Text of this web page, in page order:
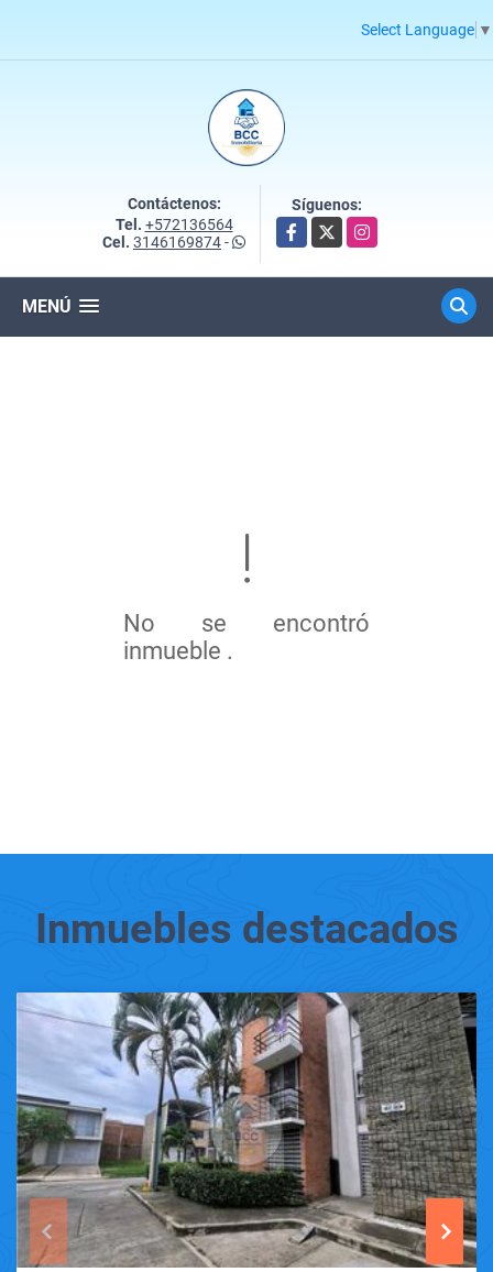
Select Language ▼
Contáctenos:
Tel. +572136564
Cel. 3146169874-
Síguenos:
Facebook
X Instagram
MENÚ
No se encontró
inmueble .
Inmuebles destacados